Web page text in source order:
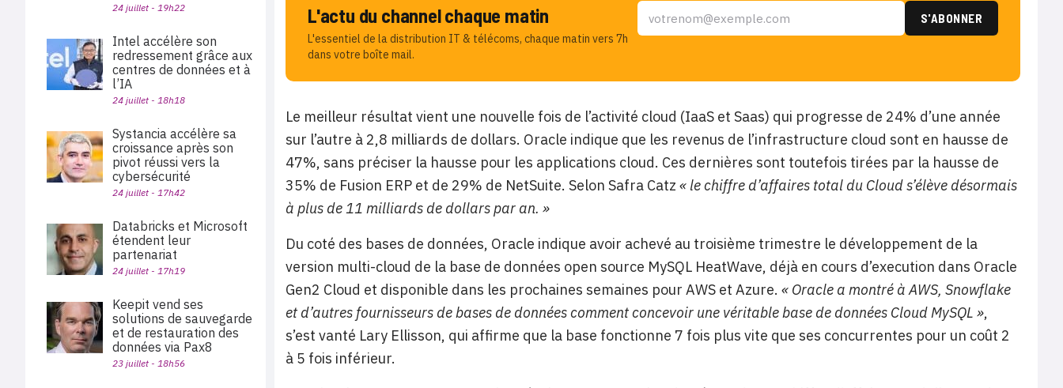
L'actu du channel chaque matin
L'essentiel de la distribution IT & télécoms, chaque matin vers 7h
dans votre boîte mail.
Le meilleur résultat vient une nouvelle fois de l’activité cloud (IaaS et Saas) qui progresse de 24% d’une année
sur l’autre à 2,8 milliards de dollars. Oracle indique que les revenus de l’infrastructure cloud sont en hausse de
47%, sans préciser la hausse pour les applications cloud. Ces dernières sont toutefois tirées par la hausse de
35% de Fusion ERP et de 29% de NetSuite. Selon Safra Catz « le chiffre d’affaires total du Cloud s’élève désormais
à plus de 11 milliards de dollars par an. »
Du coté des bases de données, Oracle indique avoir achevé au troisième trimestre le développement de la
version multi-cloud de la base de données open source MySQL HeatWave, déjà en cours d’execution dans Oracle
Gen2 Cloud et disponible dans les prochaines semaines pour AWS et Azure. « Oracle a montré à AWS, Snowflake
et d’autres fournisseurs de bases de données comment concevoir une véritable base de données Cloud MySQL »,
s’est vanté Lary Ellisson, qui affirme que la base fonctionne 7 fois plus vite que ses concurrentes pour un coût 2
à 5 fois inférieur.
24 juillet - 19h22
Intel accélère son
redressement grâce aux
centres de données et à
l’IA
24 juillet - 18h18
Systancia accélère sa
croissance après son
pivot réussi vers la
cybersécurité
24 juillet - 17h42
Databricks et Microsoft
étendent leur
partenariat
24 juillet - 17h19
Keepit vend ses
solutions de sauvegarde
et de restauration des
données via Pax8
23 juillet - 18h56